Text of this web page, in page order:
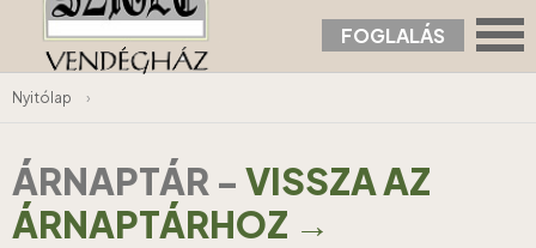
FOGLALÁS
Nyitólap ›
ÁRNAPTÁR - VISSZA AZ
ÁRNAPTÁRHOZ →